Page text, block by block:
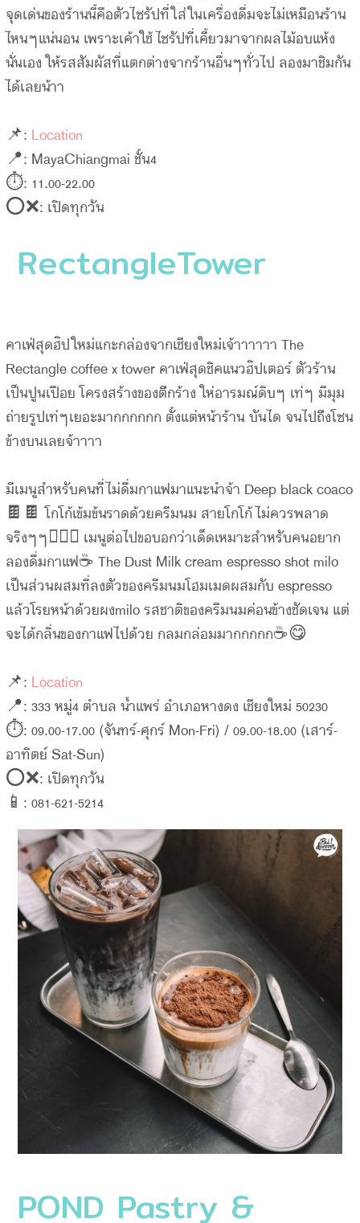
จุดเด่นของร้านนี้คือตัวไซรัปที่ใส่ในเครื่องดื่มจะไม่เหมือนร้าน
ไหนๆแน่นอน เพราะเค้าใช้ไซรัปที่เคี้ยวมาจากผลไม้อบแห้ง
นั่นเอง ให้รสสัมผัสที่แตกต่างจากร้านอื่นๆทั่วไป ลองมาชิมกัน
ได้เลยน้าา
📌: Location
📍: MayaChiangmai ชั้น4
⏱: 11.00-22.00
⭕️❌: เปิดทุกวัน
RectangleTower
คาเฟ่สุดฮิปใหม่แกะกล่องจากเชียงใหม่เจ้าาาาาา The
Rectangle coffee x tower คาเฟ่สุดชิคแนวฮิปเตอร์ ตัวร้าน
เป็นปูนเปือย โครงสร้างของตึกร้าง ให่อารมณ์ดิบๆ เท่ๆ มีมุม
ถ่ายรูปเท่ๆเยอะมากกกกกก ตั้งแต่หน้าร้าน บันได จนไปถึงโซน
ข้างบนเลยจ้าาาา
มีเมนูสำหรับคนที่ไม่ดื่มกาแฟมาแนะนำจ้า Deep black coaco
🍫🍫 โกโก้เข้มข้นราดด้วยครีมนม สายโกโก้ไม่ควรพลาด
จริงๆๆ👍🏻😋 เมนูต่อไปขอบอกว่าเด็ดเหมาะสำหรับคนอยาก
ลองดื่มกาแฟ☕️ The Dust Milk cream espresso shot milo
เป็นส่วนผสมที่ลงตัวของครีมนมโฮมเมดผสมกับ espresso
แล้วโรยหน้าด้วยผงmilo รสชาติของครีมนมค่อนข้างชัดเจน แต่
จะได้กลิ่นของกาแฟไปด้วย กลมกล่อมมากกกกก☕️😋
📌: Location
📍: 333 หมู่4 ตำบล น้ำแพร่ อำเภอหางดง เชียงใหม่ 50230
⏱: 09.00-17.00 (จันทร์-ศุกร์ Mon-Fri) / 09.00-18.00 (เสาร์-
อาทิตย์ Sat-Sun)
⭕️❌: เปิดทุกวัน
📱: 081-621-5214
POND Pastry &